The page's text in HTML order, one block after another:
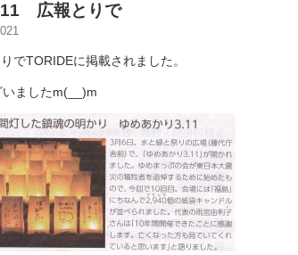
広報とりで
でTORIDEに掲載されました。
ましたm(__)m